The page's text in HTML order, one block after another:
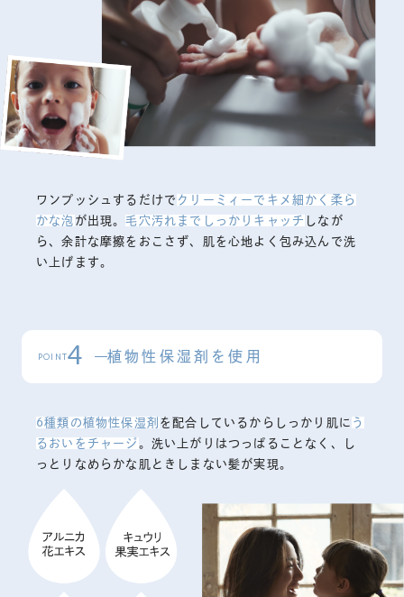
ワンプッシュするだけで クリーミィーでキメ細かく柔ら
かな泡 が出現。毛穴汚れまでしっかりキャッチ しなが
ら、余計な摩擦をおこさず、肌を心地よく包み込んで洗
い上げます。
POINT4 植物性保湿剤を使用
6種類の植物性保湿剤 を配合しているからしっかり肌に う
るおいをチャージ 。洗い上がりはつっぱることなく、し
っとりなめらかな肌ときしまない髪が実現。